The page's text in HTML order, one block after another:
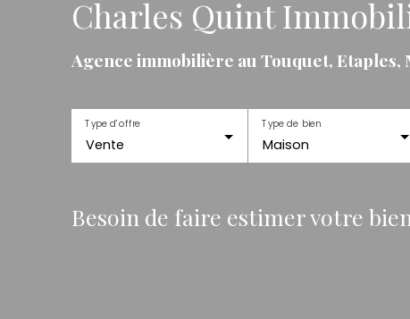
Charles Quint
Agence immobilière au Touquet,
Vente
Type d'offre
Maison
Type de bien
Besoin de faire estimer votre